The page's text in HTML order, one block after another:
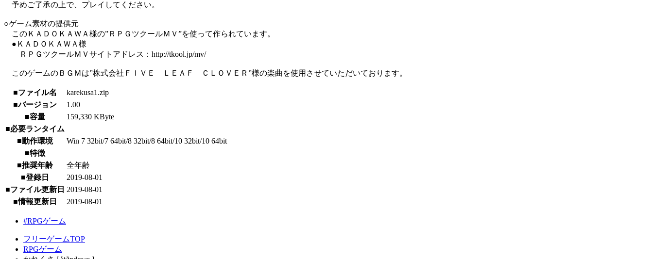
予めご了承の上で、プレイしてください。
○ゲーム素材の提供元
このＫＡＤＯＫＡＷＡ様の”ＲＰＧツクールＭＶ”を使って作られています。
●ＫＡＤＯＫＡＷＡ様
ＲＰＧツクールＭＶサイトアドレス：http://tkool.jp/mv/
このゲームのＢＧＭは”株式会社ＦＩＶＥ ＬＥＡＦ ＣＬＯＶＥＲ”様の楽曲を使用させていただいております。
■ファイル名
karekusa1.zip
■バージョン
1.00
■容量
159,330 KByte
■必要ランタイム
■動作環境
Win 7 32bit/7 64bit/8 32bit/8 64bit/10 32bit/10 64bit
■特徴
■推奨年齢
全年齢
■登録日
2019-08-01
■ファイル更新日 2019-08-01
■情報更新日
2019-08-01
#RPGゲーム
フリーゲームTOP
RPGゲーム